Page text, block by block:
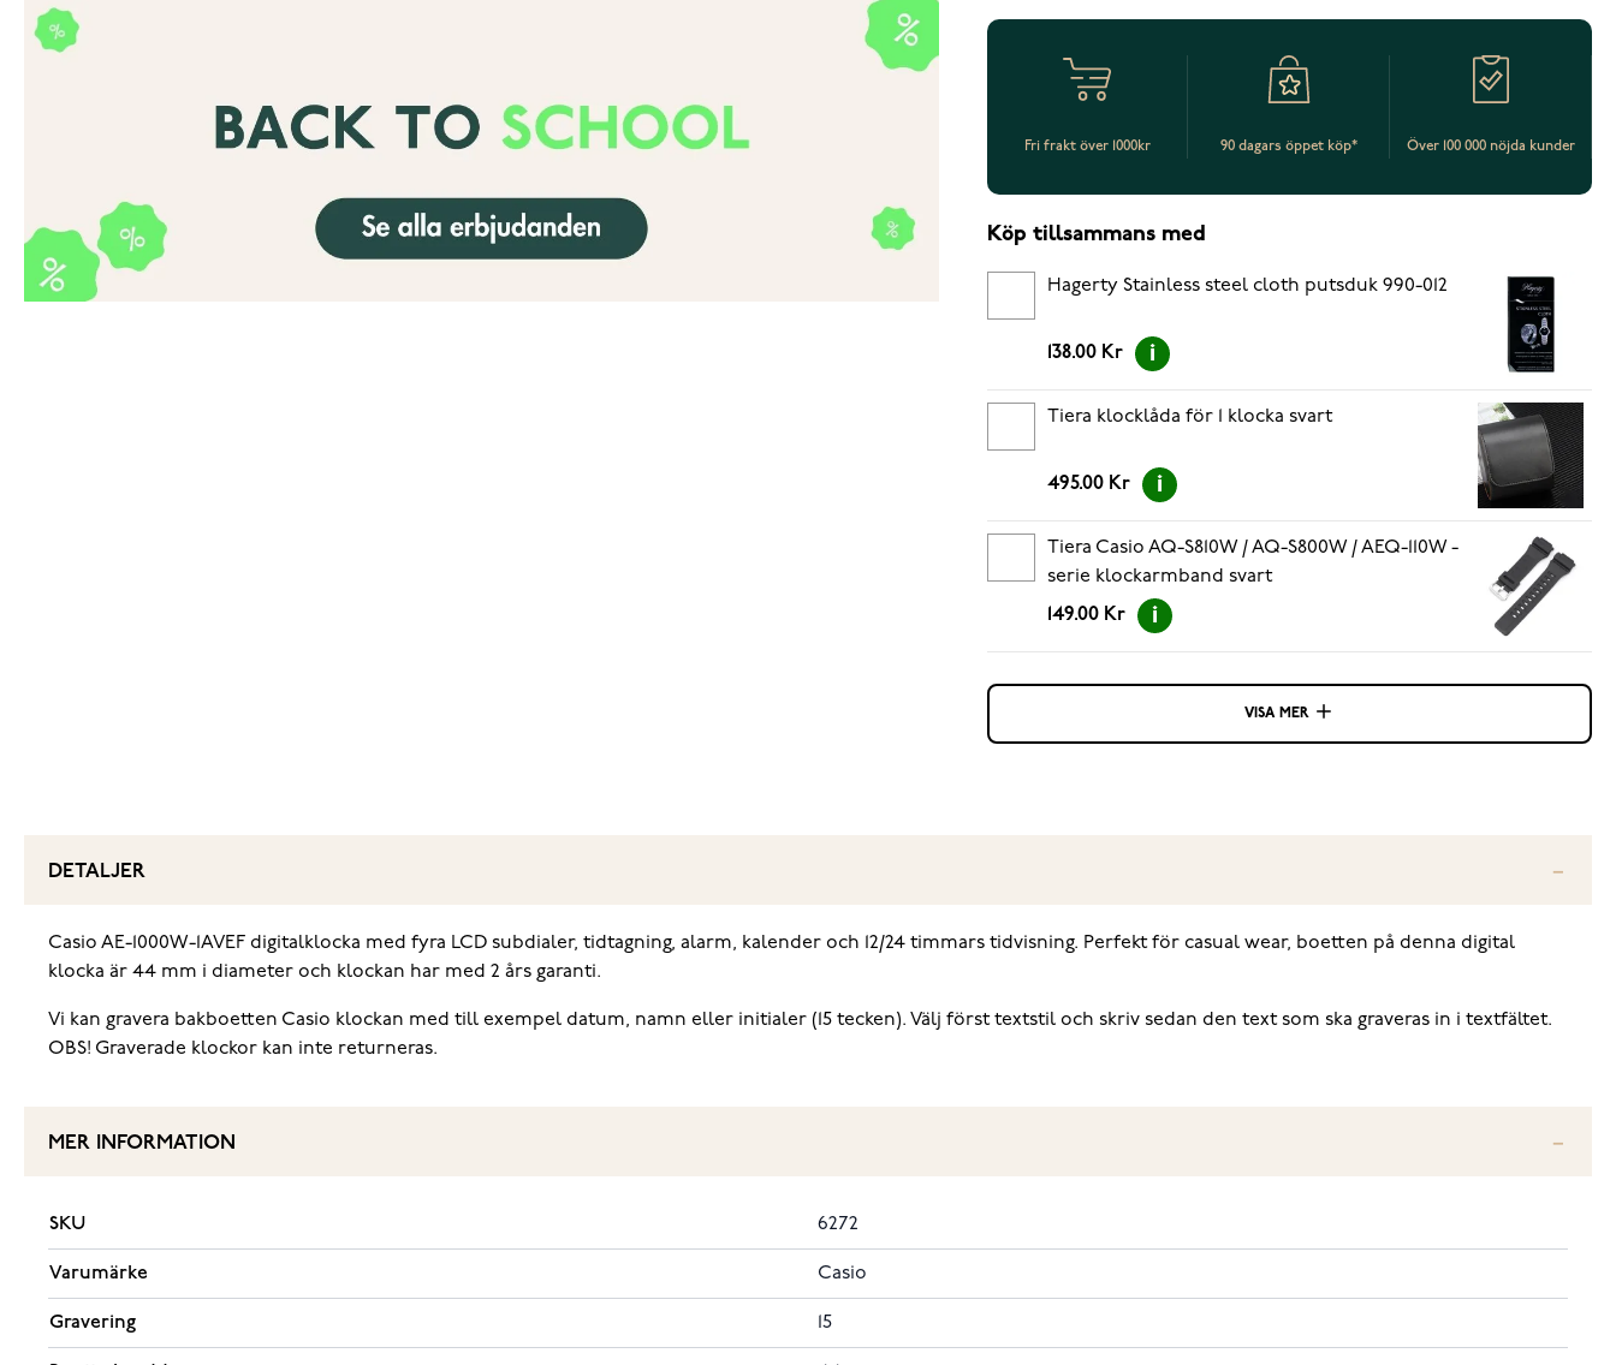
Fri frakt över 1000kr 90 dagars öppet köp* Över 100 000 nöjda kunder
Köp tillsammans med
Hagerty Stainless steel cloth putsduk 990-012
138.00 Kr
Tiera klocklåda för 1 klocka svart
495.00 Kr
Tiera Casio AQ-S810W / AQ-S800W / AEQ-110W -
serie klockarmband svart
149.00 Kr
VISA MER
DETALJER
Casio AE-1000W-1AVEF digitalklocka med fyra LCD subdialer, tidtagning, alarm, kalender och 12/24 timmars tidvisning. Perfekt för casual wear, boetten på denna digital
klocka är 44 mm i diameter och klockan har med 2 års garanti.
Vi kan gravera bakboetten Casio klockan med till exempel datum, namn eller initialer (15 tecken). Välj först textstil och skriv sedan den text som ska graveras in i textfältet.
OBS! Graverade klockor kan inte returneras.
MER INFORMATION
SKU 6272
Varumärke Casio
Gravering 15